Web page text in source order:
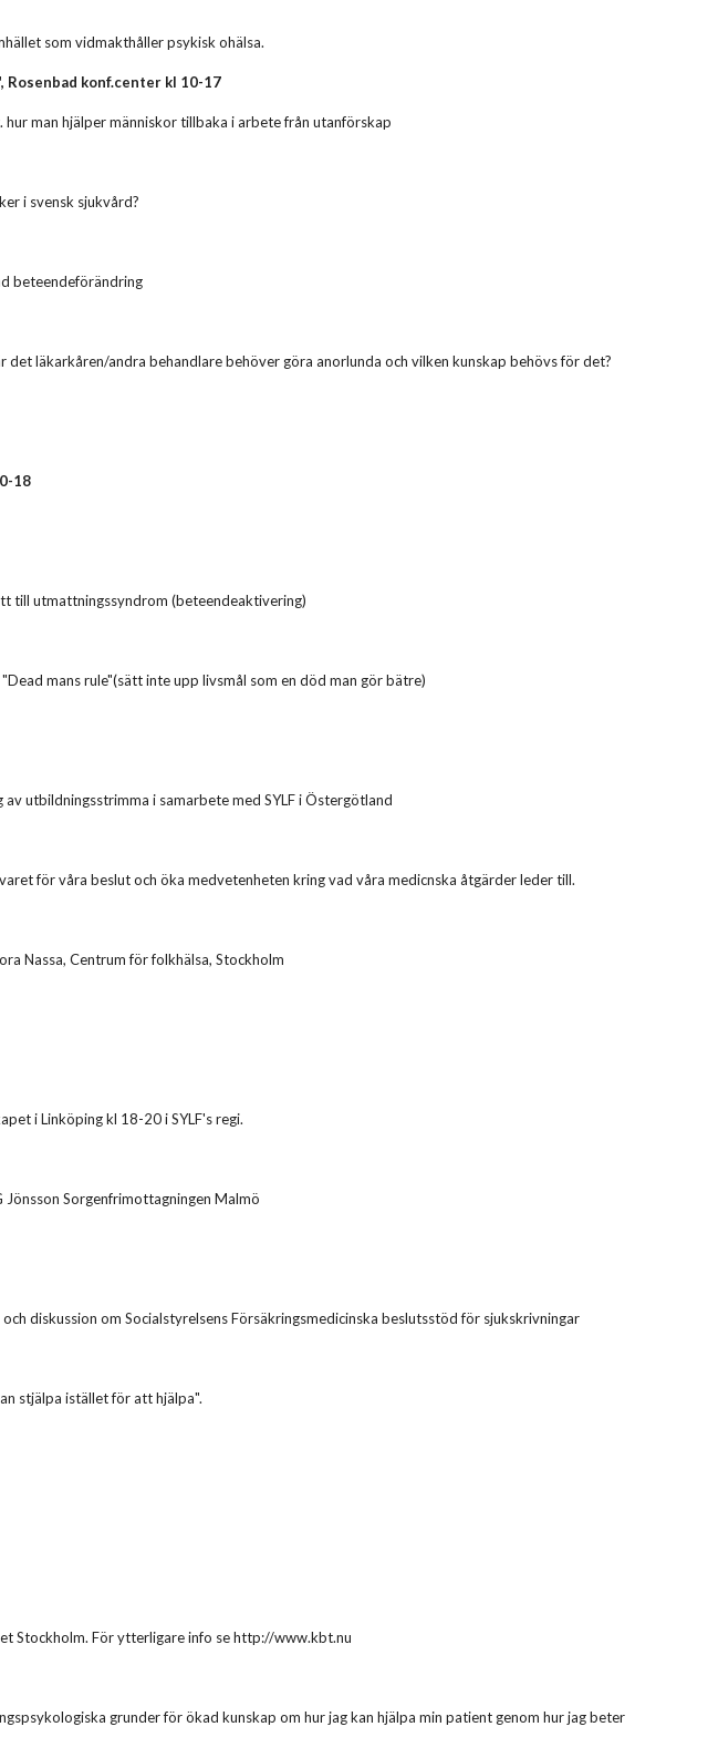
som vidmakthåller psykisk ohälsa.
Rosenbad konf.center kl 10-17
man hjälper människor tillbaka i arbete från utanförskap
i svensk sjukvård?
beteendeförändring
det läkarkåren/andra behandlare behöver göra anorlunda och vilken kunskap behövs för det?
18
till utmattningssyndrom (beteendeaktivering)
mans rule"(sätt inte upp livsmål som en död man gör bätre)
utbildningsstrimma i samarbete med SYLF i Östergötland
för våra beslut och öka medvetenheten kring vad våra medicnska åtgärder leder till.
Nassa, Centrum för folkhälsa, Stockholm
i Linköping kl 18-20 i SYLF's regi.
Sorgenfrimottagningen Malmö
diskussion om Socialstyrelsens Försäkringsmedicinska beslutsstöd för sjukskrivningar
stjälpa istället för att hjälpa".
Stockholm. För ytterligare info se http://www.kbt.nu
grunder för ökad kunskap om hur jag kan hjälpa min patient genom hur jag beter